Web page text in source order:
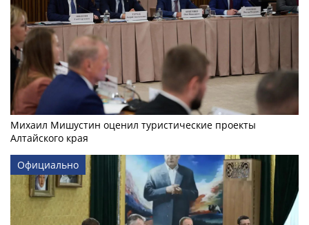
Михаил Мишустин оценил туристические проекты
Алтайского края
Официально